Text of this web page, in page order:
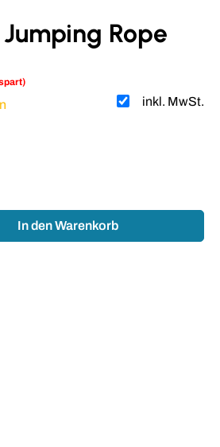
Rope
inkl. MwSt.
5 Sternen
Wert ein
In den Warenkorb